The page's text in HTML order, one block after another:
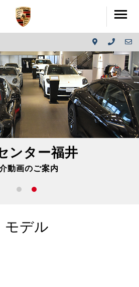
ンター福井
動画のご案内
モデル